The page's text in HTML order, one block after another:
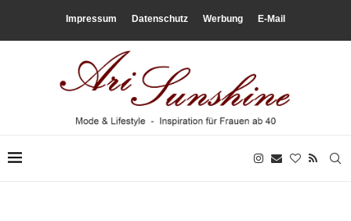
Impressum Datenschutz Werbung E-Mail